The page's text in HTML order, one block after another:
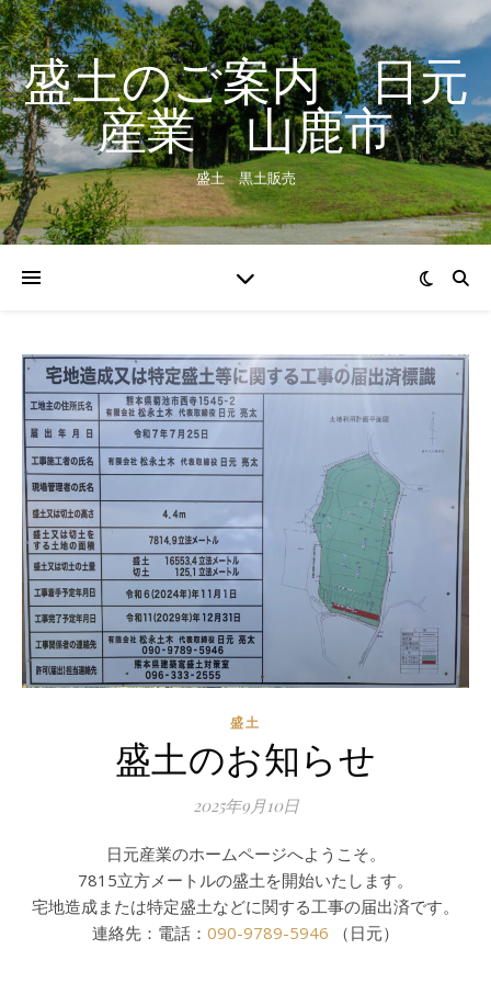
盛土のご案内 日元
産業 山鹿市
盛土 黒土販売
盛土
盛土のお知らせ
2025年9月10日
日元産業のホームページへようこそ。
7815立方メートルの盛土を開始いたします。
宅地造成または特定盛土などに関する工事の届出済です。
連絡先：電話： 090-9789-5946 （日元）